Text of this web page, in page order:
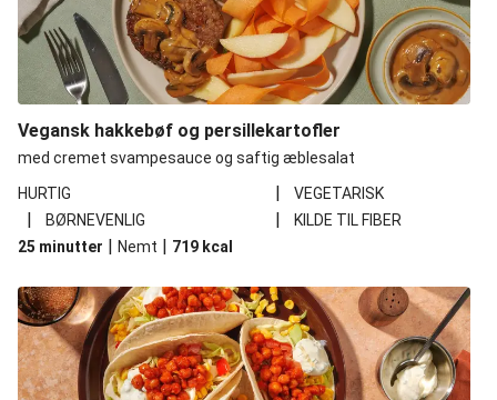
Vegansk hakkebøf og persillekartofler
med cremet svampesauce og saftig æblesalat
HURTIG
| VEGETARISK
| BØRNEVENLIG |
KILDE TIL FIBER
25 minutter | Nemt | 719 kcal